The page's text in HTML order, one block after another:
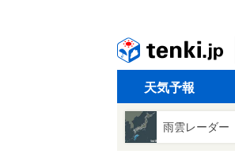
天気予報
雨雲レーダー